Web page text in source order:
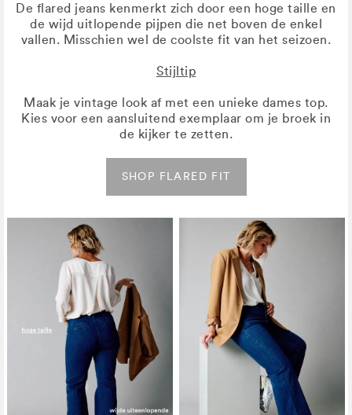
De flared jeans kenmerkt zich door een hoge taille en
de wijd uitlopende pijpen die net boven de enkel
vallen. Misschien wel de coolste fit van het seizoen.
Stijltip
Maak je vintage look af met een unieke dames top.
Kies voor een aansluitend exemplaar om je broek in
de kijker te zetten.
SHOP FLARED FIT